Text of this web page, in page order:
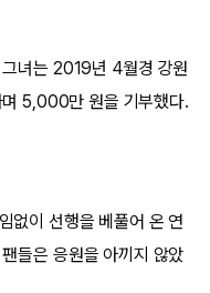
녀는 2019년 4월경 강원
5,000만 원을 기부했다.
없이 선행을 베풀어 온 연
들은 응원을 아끼지 않았